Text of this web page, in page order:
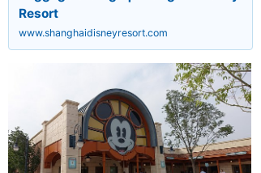
Resort
www.shanghaidisneyresort.com